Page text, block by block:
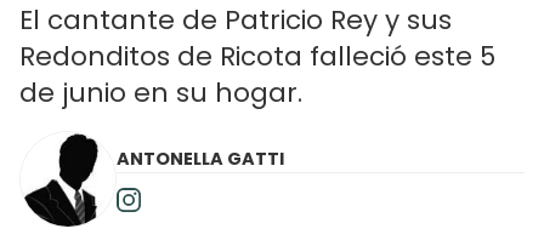
El cantante de Patricio Rey y sus
Redonditos de Ricota falleció este 5
de junio en su hogar.
ANTONELLA GATTI